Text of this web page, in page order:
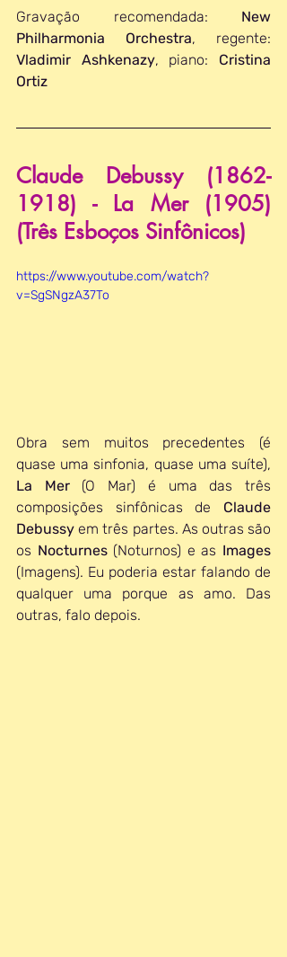
Gravação recomendada: New
Philharmonia Orchestra
Vladimir Ashkenazy, piano: Cristina
Ortiz
Claude Debussy (1862-
1918) - La Mer (1905)
(Três Esboços Sinfônicos)
https://www.youtube.com/watch?
v=SgSNgzA37To
Obra sem muitos precedentes (é
La Mer (O Mar) é uma das três
composições sinfônicas de Claude
Debussy em três partes. As outras são
os Nocturnes (Noturnos) e as
(Imagens). Eu poderia estar falando de
qualquer uma porque as amo. Das
outras, falo depois.